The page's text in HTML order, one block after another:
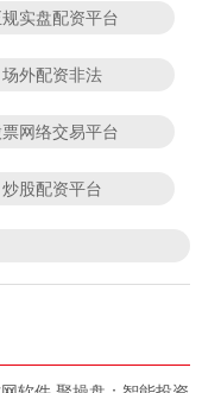
实盘配资平台
场外配资非法
网络交易平台
炒股配资平台